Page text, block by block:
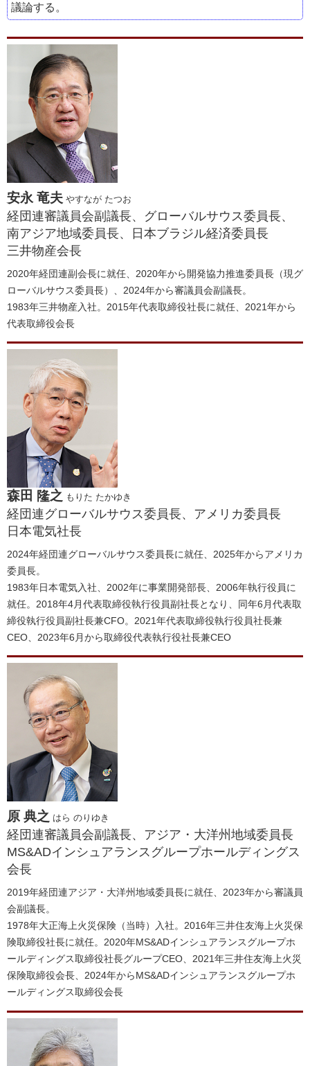
議論する。
安永 竜夫 やすなが たつお
経団連審議員会副議長、グローバルサウス委員長、
南アジア地域委員長、日本ブラジル経済委員長
三井物産会長
2020年経団連副会長に就任、2020年から開発協力推進委員長（現グ
ローバルサウス委員長）、2024年から審議員会副議長。
1983年三井物産入社。2015年代表取締役社長に就任、2021年から
代表取締役会長
森田 隆之 もりた たかゆき
経団連グローバルサウス委員長、アメリカ委員長
日本電気社長
2024年経団連グローバルサウス委員長に就任、2025年からアメリカ
委員長。
1983年日本電気入社、2002年に事業開発部長、2006年執行役員に
就任。2018年4月代表取締役執行役員副社長となり、同年6月代表取
締役執行役員副社長兼CFO。2021年代表取締役執行役員社長兼
CEO、2023年6月から取締役代表執行役社長兼CEO
原 典之 はら のりゆき
経団連審議員会副議長、アジア・大洋州地域委員長
MS&ADインシュアランスグループホールディングス
会長
2019年経団連アジア・大洋州地域委員長に就任、2023年から審議員
会副議長。
1978年大正海上火災保険（当時）入社。2016年三井住友海上火災保
険取締役社長に就任。2020年MS&ADインシュアランスグループホ
ールディングス取締役社長グループCEO、2021年三井住友海上火災
保険取締役会長、2024年からMS&ADインシュアランスグループホ
ールディングス取締役会長